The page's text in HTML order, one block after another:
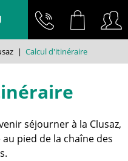
| Calcul d'itinéraire
séjourner à la Clusaz,
pied de la chaîne des